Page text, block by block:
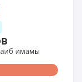
имамы